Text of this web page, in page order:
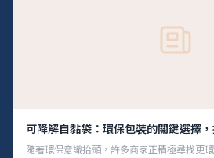
可降解自黏袋：環保包裝的關鍵選擇
隨著環保意識抬頭，許多商家正積極尋找更